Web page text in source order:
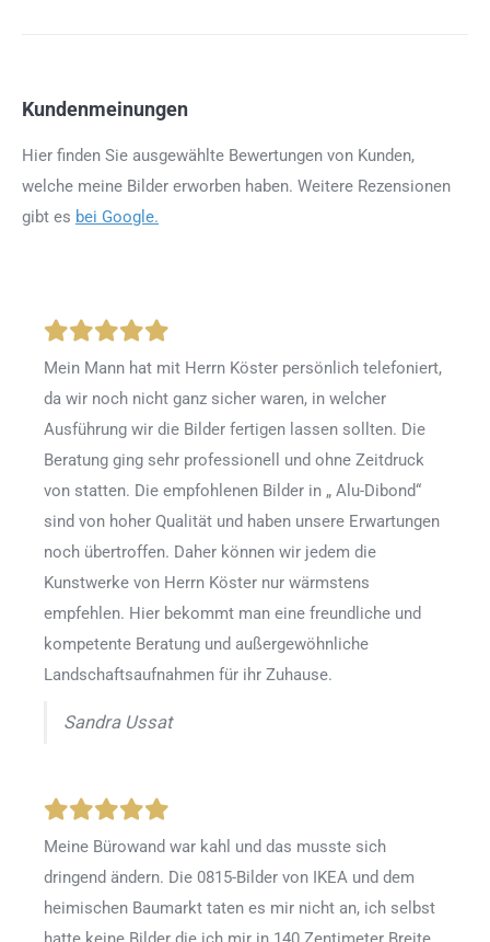
Kundenmeinungen
Hier finden Sie ausgewählte Bewertungen von Kunden,
welche meine Bilder erworben haben. Weitere Rezensionen
gibt es bei Google.
Mein Mann hat mit Herrn Köster persönlich telefoniert,
da wir noch nicht ganz sicher waren, in welcher
Ausführung wir die Bilder fertigen lassen sollten. Die
Beratung ging sehr professionell und ohne Zeitdruck
von statten. Die empfohlenen Bilder in „ Alu-Dibond“
sind von hoher Qualität und haben unsere Erwartungen
noch übertroffen. Daher können wir jedem die
Kunstwerke von Herrn Köster nur wärmstens
empfehlen. Hier bekommt man eine freundliche und
kompetente Beratung und außergewöhnliche
Landschaftsaufnahmen für ihr Zuhause.
Sandra Ussat
Meine Bürowand war kahl und das musste sich
dringend ändern. Die 0815-Bilder von IKEA und dem
heimischen Baumarkt taten es mir nicht an, ich selbst